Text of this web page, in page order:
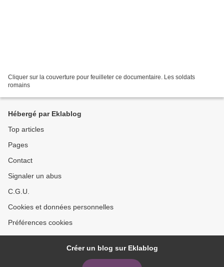
Cliquer sur la couverture pour feuilleter ce documentaire. Les soldats
romains
Hébergé par Eklablog
Top articles
Pages
Contact
Signaler un abus
C.G.U.
Cookies et données personnelles
Préférences cookies
Créer un blog sur Eklablog